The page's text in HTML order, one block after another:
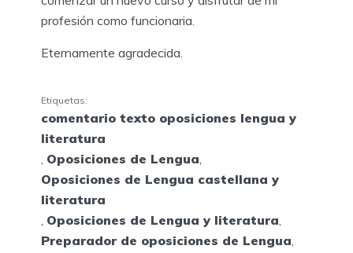
profesión como funcionaria.
Eternamente agradecida.
Etiquetas:
comentario texto oposiciones lengua y
literatura
, Oposiciones de Lengua,
Oposiciones de Lengua castellana y
literatura
, Oposiciones de Lengua y literatura,
Preparador de oposiciones de Lengua,